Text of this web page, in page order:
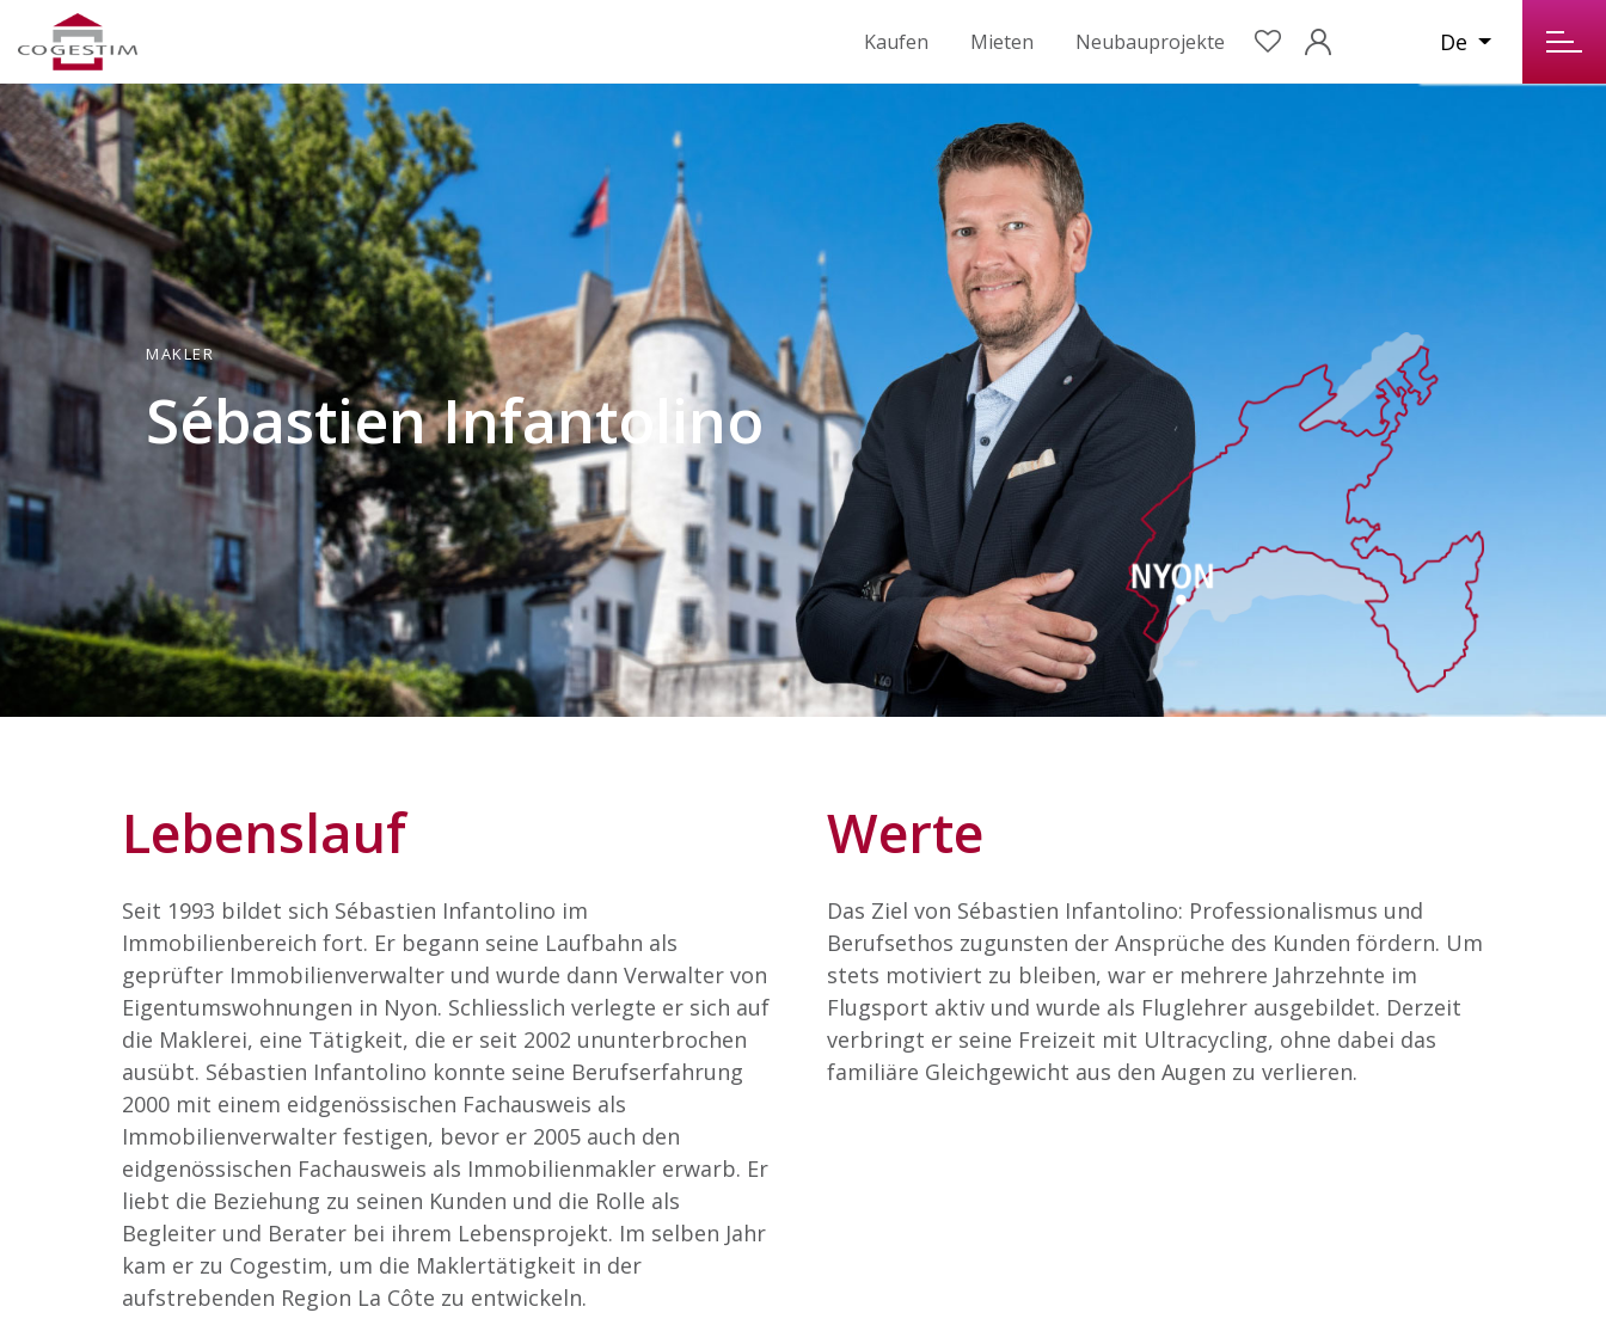
Kaufen Mieten Neubauprojekte De
MAKLER
Sébastien Infantolino
Lebenslauf
Seit 1993 bildet sich Sébastien Infantolino im
Immobilienbereich fort. Er begann seine Laufbahn als
geprüfter Immobilienverwalter und wurde dann Verwalter von
Eigentumswohnungen in Nyon. Schliesslich verlegte er sich auf
die Maklerei, eine Tätigkeit, die er seit 2002 ununterbrochen
ausübt. Sébastien Infantolino konnte seine Berufserfahrung
2000 mit einem eidgenössischen Fachausweis als
Immobilienverwalter festigen, bevor er 2005 auch den
eidgenössischen Fachausweis als Immobilienmakler erwarb. Er
liebt die Beziehung zu seinen Kunden und die Rolle als
Begleiter und Berater bei ihrem Lebensprojekt. Im selben Jahr
kam er zu Cogestim, um die Maklertätigkeit in der
aufstrebenden Region La Côte zu entwickeln.
Werte
Das Ziel von Sébastien Infantolino: Professionalismus und
Berufsethos zugunsten der Ansprüche des Kunden fördern. Um
stets motiviert zu bleiben, war er mehrere Jahrzehnte im
Flugsport aktiv und wurde als Fluglehrer ausgebildet. Derzeit
verbringt er seine Freizeit mit Ultracycling, ohne dabei das
familiäre Gleichgewicht aus den Augen zu verlieren.